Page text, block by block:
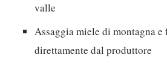
valle
Assaggia miele di montagna
direttamente dal produttore